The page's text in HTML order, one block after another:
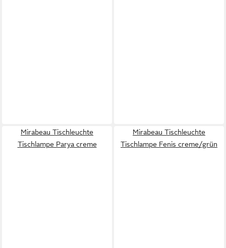
Mirabeau Tischleuchte
Tischlampe Parya creme
Mirabeau Tischleuchte
Tischlampe Fenis creme/grün